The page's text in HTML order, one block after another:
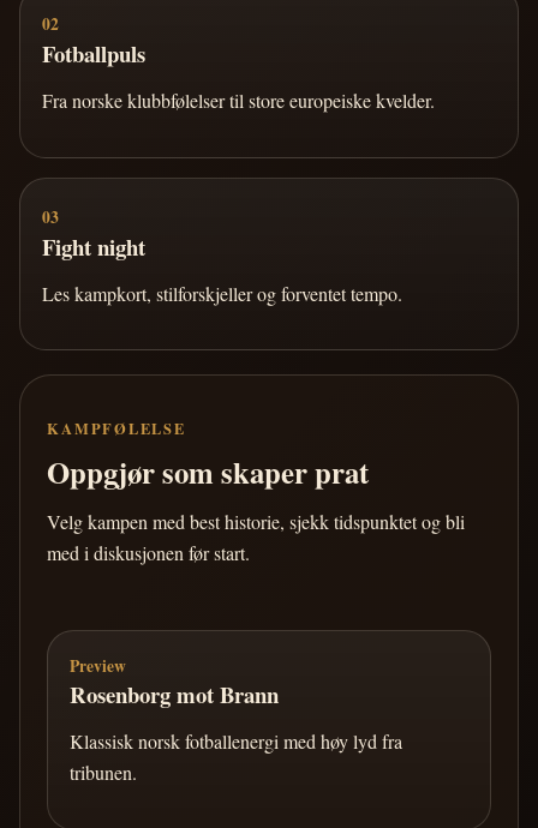
02
Fotballpuls
Fra norske klubbfølelser til store europeiske kvelder.
03
Fight night
Les kampkort, stilforskjeller og forventet tempo.
KAMPFØLELSE
Oppgjør som skaper prat
Velg kampen med best historie, sjekk tidspunktet og bli
med i diskusjonen før start.
Preview
Rosenborg mot Brann
Klassisk norsk fotballenergi med høy lyd fra
tribunen.